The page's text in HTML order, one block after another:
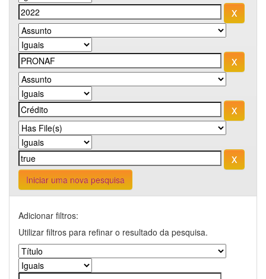
Iniciar uma nova pesquisa
Adicionar filtros:
Utilizar filtros para refinar o resultado da pesquisa.